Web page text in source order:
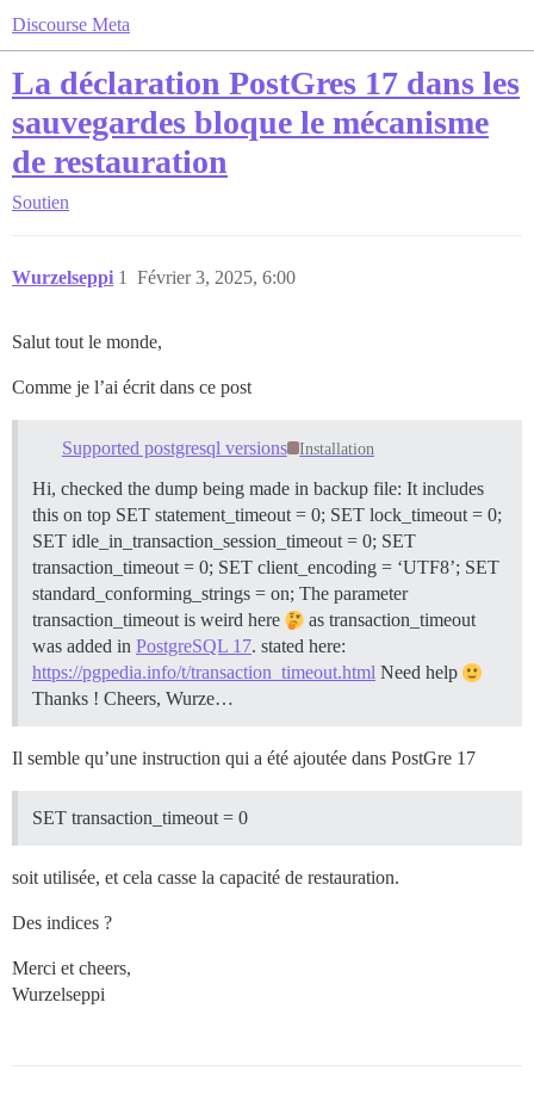
Discourse Meta
La déclaration PostGres 17 dans les
sauvegardes bloque le mécanisme
de restauration
Soutien
Wurzelseppi Février 3, 2025, 6:00
1
Salut tout le monde,
Comme je l’ai écrit dans ce post
Supported postgresql versions Installation
Hi, checked the dump being made in backup file: It includes
this on top SET statement_timeout = 0; SET lock_timeout = 0;
SET idle_in_transaction_session_timeout = 0; SET
transaction_timeout = 0; SET client_encoding = ‘UTF8’; SET
standard_conforming_strings = on; The parameter
transaction_timeout is weird here
as transaction_timeout
was added in PostgreSQL 17. stated here:
https://pgpedia.info/t/transaction_timeout.html Need help
Thanks ! Cheers, Wurze…
Il semble qu’une instruction qui a été ajoutée dans PostGre 17
SET transaction_timeout = 0
soit utilisée, et cela casse la capacité de restauration.
Des indices ?
Merci et cheers,
Wurzelseppi